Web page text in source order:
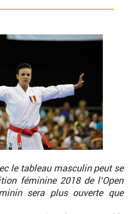
le tableau masculin peut se
féminine 2018 de l’Open
sera plus ouverte que